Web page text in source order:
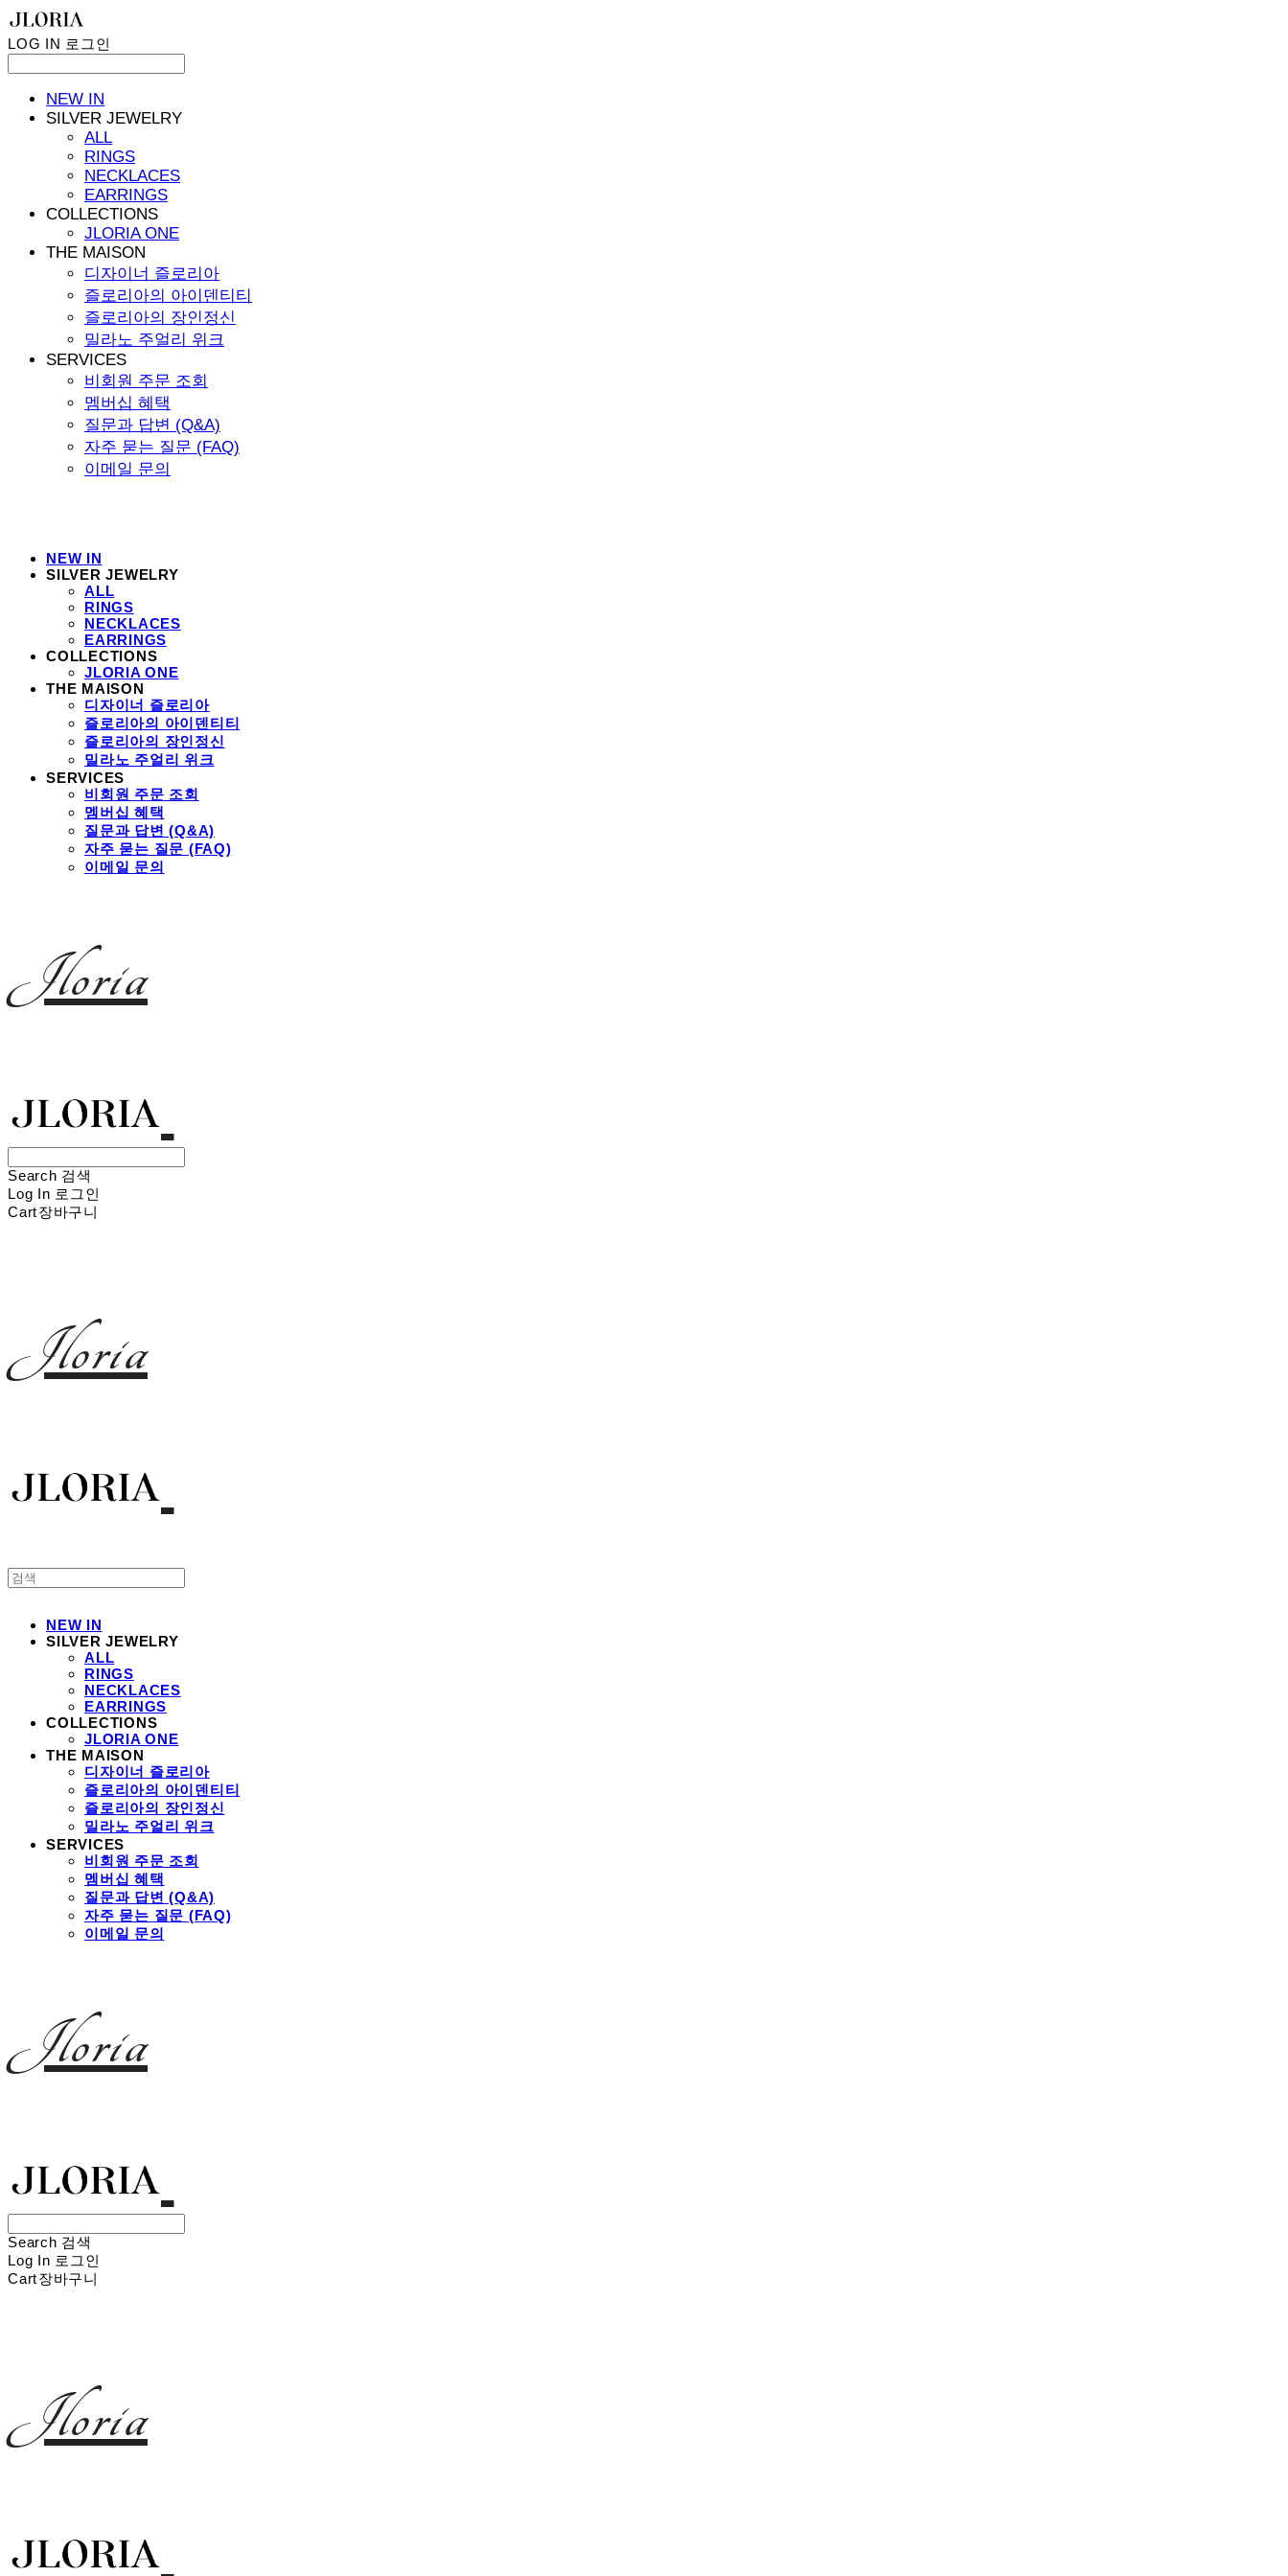
LOG IN 로그인
NEW IN
SILVER JEWELRY
ALL
RINGS
NECKLACES
EARRINGS
COLLECTIONS
JLORIA ONE
THE MAISON
디자이너 즐로리아
즐로리아의 아이덴티티
즐로리아의 장인정신
밀라노 주얼리 위크
SERVICES
비회원 주문 조회
멤버십 혜택
질문과 답변 (Q&A)
자주 묻는 질문 (FAQ)
이메일 문의
NEW IN
SILVER JEWELRY
ALL
RINGS
NECKLACES
EARRINGS
COLLECTIONS
JLORIA ONE
THE MAISON
디자이너 즐로리아
즐로리아의 아이덴티티
즐로리아의 장인정신
밀라노 주얼리 위크
SERVICES
비회원 주문 조회
멤버십 혜택
질문과 답변 (Q&A)
자주 묻는 질문 (FAQ)
이메일 문의
Jloria
Search 검색
Log In 로그인
Cart장바구니
Jloria
NEW IN
SILVER JEWELRY
ALL
RINGS
NECKLACES
EARRINGS
COLLECTIONS
JLORIA ONE
THE MAISON
디자이너 즐로리아
즐로리아의 아이덴티티
즐로리아의 장인정신
밀라노 주얼리 위크
SERVICES
비회원 주문 조회
멤버십 혜택
질문과 답변 (Q&A)
자주 묻는 질문 (FAQ)
이메일 문의
Jloria
Search 검색
Log In 로그인
Cart장바구니
Jloria